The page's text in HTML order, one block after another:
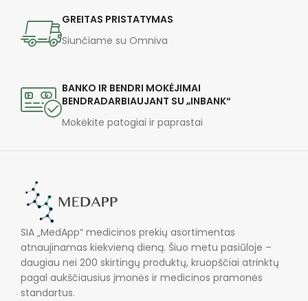
GREITAS PRISTATYMAS
Siunčiame su Omniva
BANKO IR BENDRI MOKĖJIMAI
BENDRADARBIAUJANT SU „INBANK“
Mokėkite patogiai ir paprastai
SIA „MedApp“ medicinos prekių asortimentas
atnaujinamas kiekvieną dieną. Šiuo metu pasiūloje –
daugiau nei 200 skirtingų produktų, kruopščiai atrinktų
pagal aukščiausius įmonės ir medicinos pramonės
standartus.